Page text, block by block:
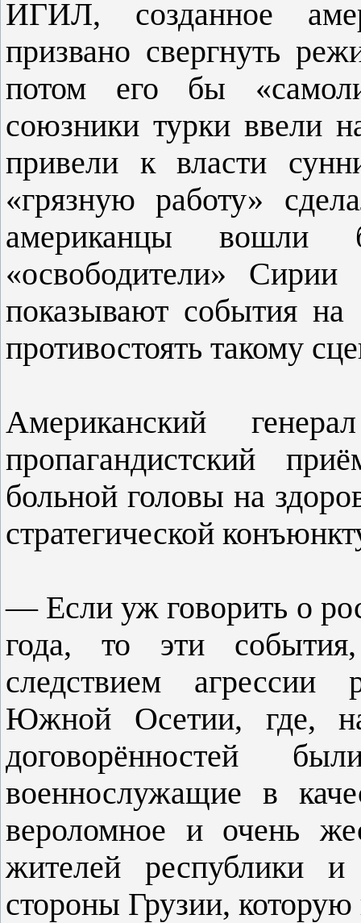
ИГИЛ, созданное
призвано свергнуть
потом его бы
союзники турки ввели
привели к власти
«грязную работу»
американцы вошли
«освободители»
показывают события
противостоять такому
Американский
пропагандистский
больной головы на
стратегической
— Если уж говорить о
года, то эти
следствием
Южной Осетии, где,
договорённостей
военнослужащие в
вероломное и очень
жителей республики и
стороны Грузии,